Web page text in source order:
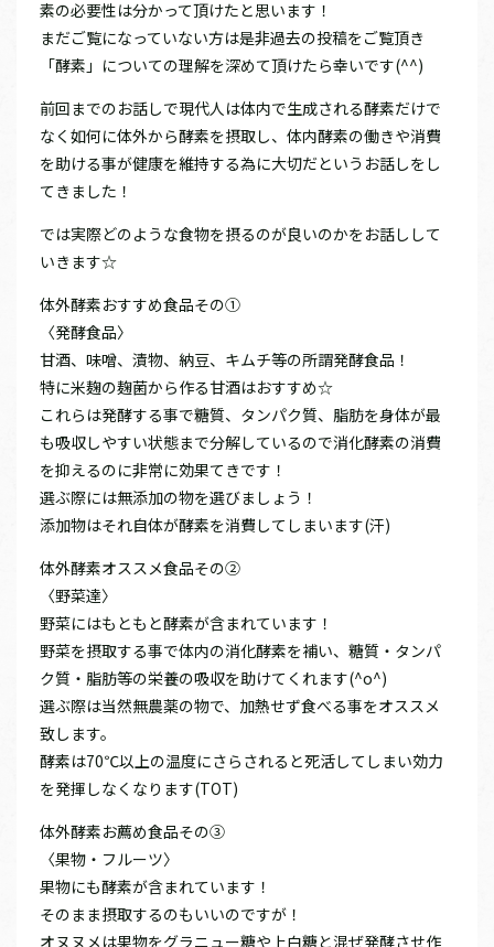
素の必要性は分かって頂けたと思います！
まだご覧になっていない方は是非過去の投稿をご覧頂き
「酵素」についての理解を深めて頂けたら幸いです(^^)
前回までのお話しで現代人は体内で生成される酵素だけで
なく如何に体外から酵素を摂取し、体内酵素の働きや消費
を助ける事が健康を維持する為に大切だというお話しをし
てきました！
では実際どのような食物を摂るのが良いのかをお話しして
いきます☆
体外酵素おすすめ食品その①
〈発酵食品〉
甘酒、味噌、漬物、納豆、キムチ等の所謂発酵食品！
特に米麹の麹菌から作る甘酒はおすすめ☆
これらは発酵する事で糖質、タンパク質、脂肪を身体が最
も吸収しやすい状態まで分解しているので消化酵素の消費
を抑えるのに非常に効果てきです！
選ぶ際には無添加の物を選びましょう！
添加物はそれ自体が酵素を消費してしまいます(汗)
体外酵素オススメ食品その②
〈野菜達〉
野菜にはもともと酵素が含まれています！
野菜を摂取する事で体内の消化酵素を補い、糖質・タンパ
ク質・脂肪等の栄養の吸収を助けてくれます(^o^)
選ぶ際は当然無農薬の物で、加熱せず食べる事をオススメ
致します。
酵素は70℃以上の温度にさらされると死活してしまい効力
を発揮しなくなります(TOT)
体外酵素お薦め食品その③
〈果物・フルーツ〉
果物にも酵素が含まれています！
そのまま摂取するのもいいのですが！
オヌヌメは果物をグラニュー糖や上白糖と混ぜ発酵させ作